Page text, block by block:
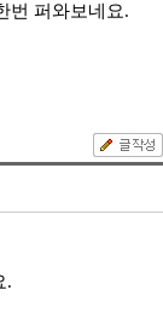
번 퍼와보네요.
.